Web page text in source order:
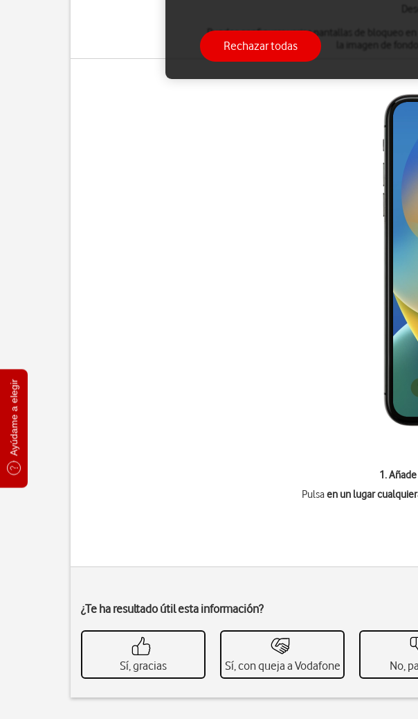
Ayúdame a elegir
Puedes configurar varias pantallas de bloqueo
1.
Pulsaen un lugar
¿Te ha resultado útil esta información?
Sí, gracias Sí, con queja a Vodafone No,
Rechazar todas